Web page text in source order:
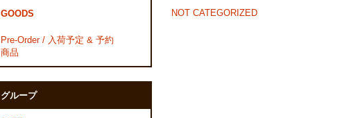
NOT CATEGORIZED
GOODS
Pre-Order / 入荷予定 & 予約
商品
グループ